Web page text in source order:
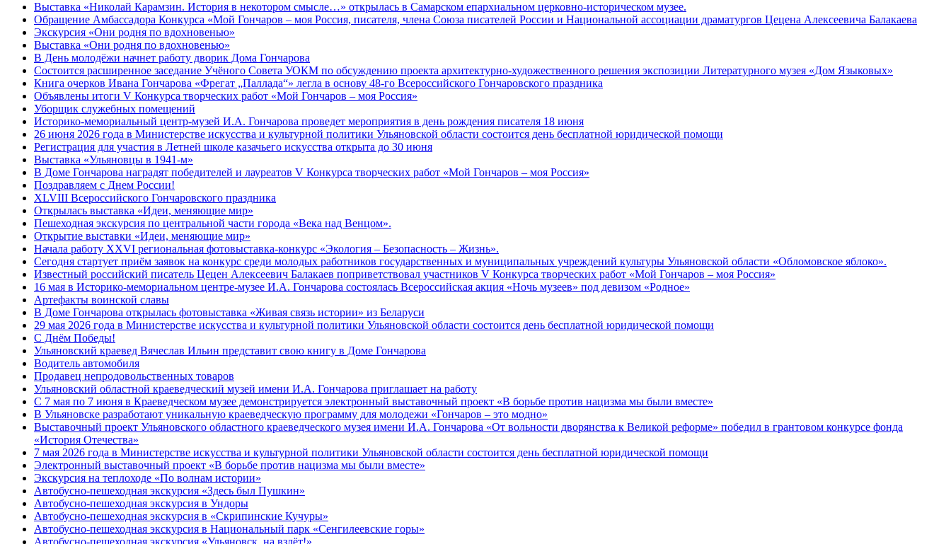
Выставка «Николай Карамзин. История в некотором смысле…» открылась в Самарском епархиальном церковно-историческом музее.
Обращение Амбассадора Конкурса «Мой Гончаров – моя Россия, писателя, члена Союза писателей России и Национальной ассоциации драматургов Цецена Алексеевича Балакаева
Экскурсия «Они родня по вдохновенью»
Выставка «Они родня по вдохновенью»
В День молодёжи начнет работу дворик Дома Гончарова
Состоится расширенное заседание Учёного Совета УОКМ по обсуждению проекта архитектурно-художественного решения экспозиции Литературного музея «Дом Языковых»
Книга очерков Ивана Гончарова «Фрегат „Паллада“» легла в основу 48-го Всероссийского Гончаровского праздника
Объявлены итоги V Конкурса творческих работ «Мой Гончаров – моя Россия»
Уборщик служебных помещений
Историко-мемориальный центр-музей И.А. Гончарова проведет мероприятия в день рождения писателя 18 июня
26 июня 2026 года в Министерстве искусства и культурной политики Ульяновской области состоится день бесплатной юридической помощи
Регистрация для участия в Летней школе казачьего искусства открыта до 30 июня
Выставка «Ульяновцы в 1941-м»
В Доме Гончарова наградят победителей и лауреатов V Конкурса творческих работ «Мой Гончаров – моя Россия»
Поздравляем с Днем России!
XLVIII Всероссийского Гончаровского праздника
Открылась выставка «Идеи, меняющие мир»
Пешеходная экскурсия по центральной части города «Века над Венцом».
Открытие выставки «Идеи, меняющие мир»
Начала работу XXVI региональная фотовыставка-конкурс «Экология – Безопасность – Жизнь».
Сегодня стартует приём заявок на конкурс среди молодых работников государственных и муниципальных учреждений культуры Ульяновской области «Обломовское яблоко».
Известный российский писатель Цецен Алексеевич Балакаев поприветствовал участников V Конкурса творческих работ «Мой Гончаров – моя Россия»
16 мая в Историко-мемориальном центре-музее И.А. Гончарова состоялась Всероссийская акция «Ночь музеев» под девизом «Родное»
Артефакты воинской славы
В Доме Гончарова открылась фотовыставка «Живая связь истории» из Беларуси
29 мая 2026 года в Министерстве искусства и культурной политики Ульяновской области состоится день бесплатной юридической помощи
С Днём Победы!
Ульяновский краевед Вячеслав Ильин представит свою книгу в Доме Гончарова
Водитель автомобиля
Продавец непродовольственных товаров
Ульяновский областной краеведческий музей имени И.А. Гончарова приглашает на работу
С 7 мая по 7 июня в Краеведческом музее демонстрируется электронный выставочный проект «В борьбе против нацизма мы были вместе»
В Ульяновске разработают уникальную краеведческую программу для молодежи «Гончаров – это модно»
Выставочный проект Ульяновского областного краеведческого музея имени И.А. Гончарова «От вольности дворянства к Великой реформе» победил в грантовом конкурсе фонда
«История Отечества»
7 мая 2026 года в Министерстве искусства и культурной политики Ульяновской области состоится день бесплатной юридической помощи
Электронный выставочный проект «В борьбе против нацизма мы были вместе»
Экскурсия на теплоходе «По волнам истории»
Автобусно-пешеходная экскурсия «Здесь был Пушкин»
Автобусно-пешеходная экскурсия в Ундоры
Автобусно-пешеходная экскурсия в «Скрипинские Кучуры»
Автобусно-пешеходная экскурсия в Национальный парк «Сенгилеевские горы»
Автобусно-пешеходная экскурсия «Ульяновск, на взлёт!»